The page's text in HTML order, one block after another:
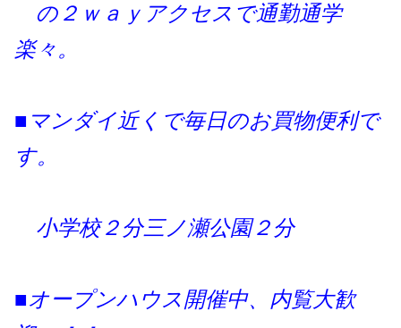
の２ｗａｙアクセスで通勤通学
楽々。
■マンダイ近くで毎日のお買物便利で
す。
小学校２分三ノ瀬公園２分
■オープンハウス開催中、内覧大歓